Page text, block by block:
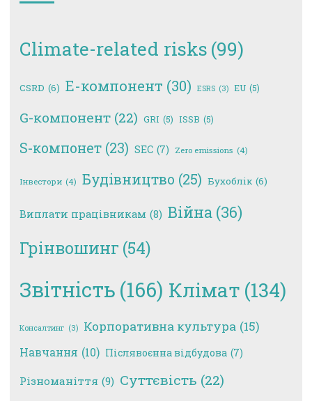
Climate-related risks (99)
CSRD (6) E-компонент (30) ESRS (3) EU (5)
G-компонент (22) GRI (5) ISSB (5)
S-компонет (23) SEC (7) Zero emissions (4)
Інвестори (4) Будівництво (25) Бухоблік (6)
Виплати працівникам (8) Війна (36)
Грінвошинг (54)
Звітність (166) Клімат (134)
Консалтинг (3) Корпоративна культура (15)
Навчання (10) Післявоєнна відбудова (7)
Різноманіття (9) Суттєвість (22)